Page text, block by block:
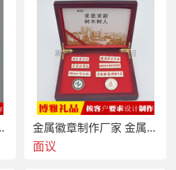
老师退休礼品 金属徽章制作厂家 金属胸章校徽胸牌制作
面议